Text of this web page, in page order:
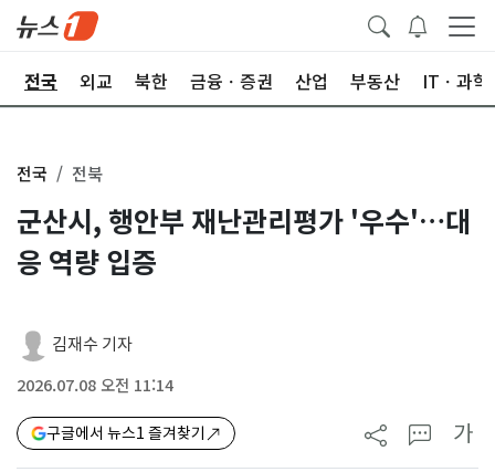
전국 외교 북한 금융ㆍ증권 산업 부동산 ITㆍ과학
전국 전북
군산시, 행안부 재난관리평가 '우수'…대
응 역량 입증
김재수 기자
2026.07.08 오전 11:14
구글에서 뉴스1 즐겨찾기 가